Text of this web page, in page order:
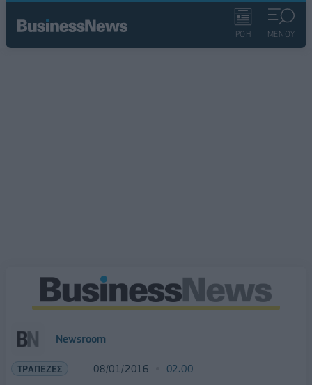
ΡΟΗ ΜΕΝΟΥ
Newsroom
ΤΡΑΠΕΖΕΣ 08/01/2016 02:00